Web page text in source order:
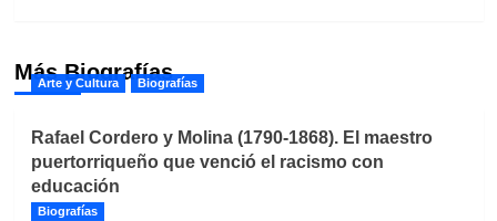
Más Biografías
Arte y Cultura Biografías
Rafael Cordero y Molina (1790-1868). El maestro
puertorriqueño que venció el racismo con
educación
Biografías